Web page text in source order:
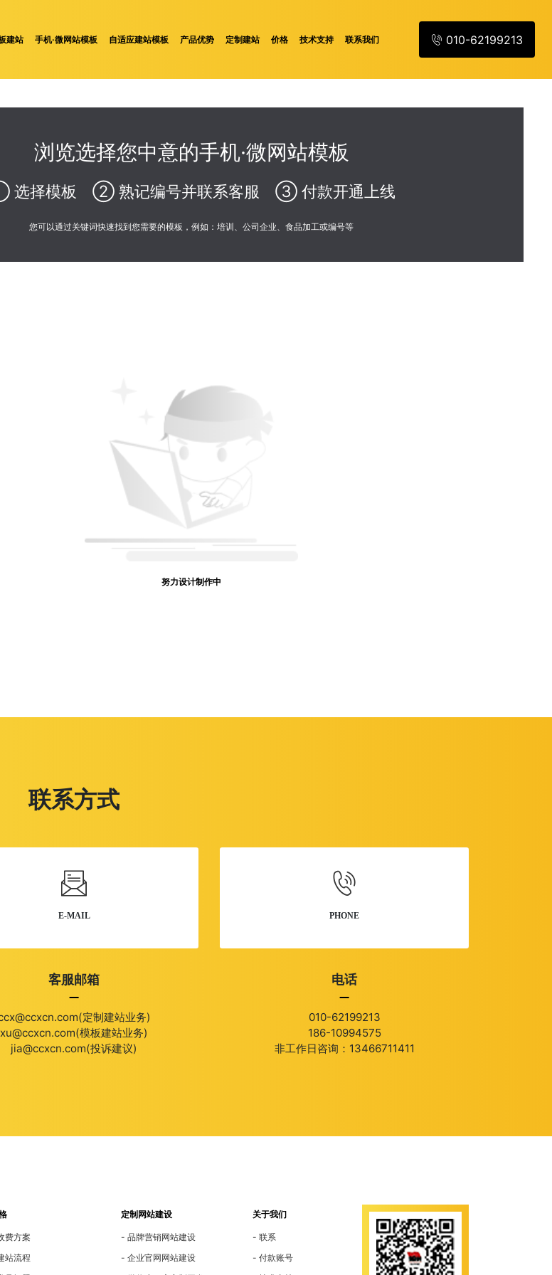
建站 手机·微网站模板 自适应建站模板 产品优势 定制建站 价格 技术支持 联系我们 010-62199213
浏览选择您中意的手机·微网站模板
择模板 ② 熟记编号并联系客服 ③ 付款开通上线
您可以通过关键词快速找到您需要的模板，例如：培训、公司企业、食品加工或编号等
努力设计制作中
联系方式
E-MAIL
客服邮箱
定制建站业务)
xu@ccxcn.com(模板建站业务)
jia@ccxcn.com(投诉建议)
PHONE
电话
010-62199213
186-10994575
非工作日咨询：13466711411
费方案
站流程
定制网站建设
品牌营销网站建设
企业官网网站建设
关于我们
联系
付款账号